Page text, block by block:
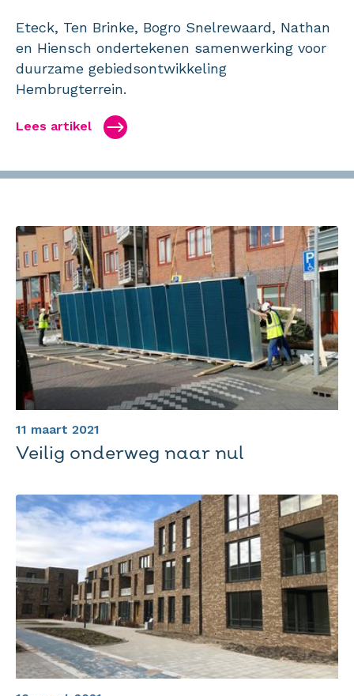
Eteck, Ten Brinke, Bogro Snelrewaard, Nathan
en Hiensch ondertekenen samenwerking voor
duurzame gebiedsontwikkeling
Hembrugterrein.
Lees artikel
Veilig onderweg naar nul
11 maart 2021